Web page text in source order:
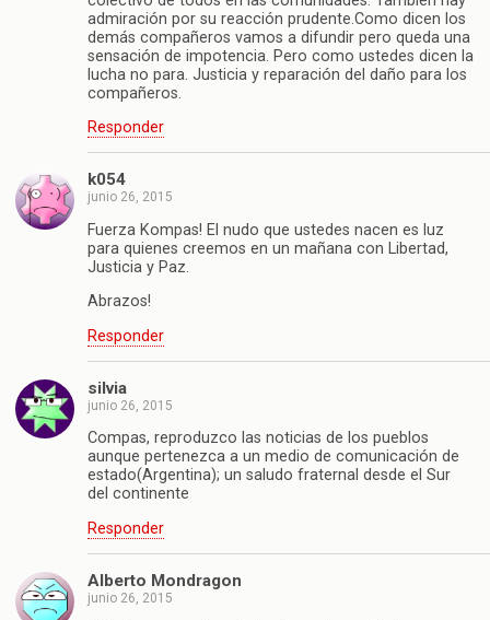
admiración por su reacción prudente.Como dicen los
demás compañeros vamos a difundir pero queda una
sensación de impotencia. Pero como ustedes dicen la
lucha no para. Justicia y reparación del daño para los
compañeros.
Responder
k054
junio 26, 2015
Fuerza Kompas! El nudo que ustedes nacen es luz
para quienes creemos en un mañana con Libertad,
Justicia y Paz.
Abrazos!
Responder
silvia
junio 26, 2015
Compas, reproduzco las noticias de los pueblos
aunque pertenezca a un medio de comunicación de
estado(Argentina); un saludo fraternal desde el Sur
del continente
Responder
Alberto Mondragon
junio 26, 2015